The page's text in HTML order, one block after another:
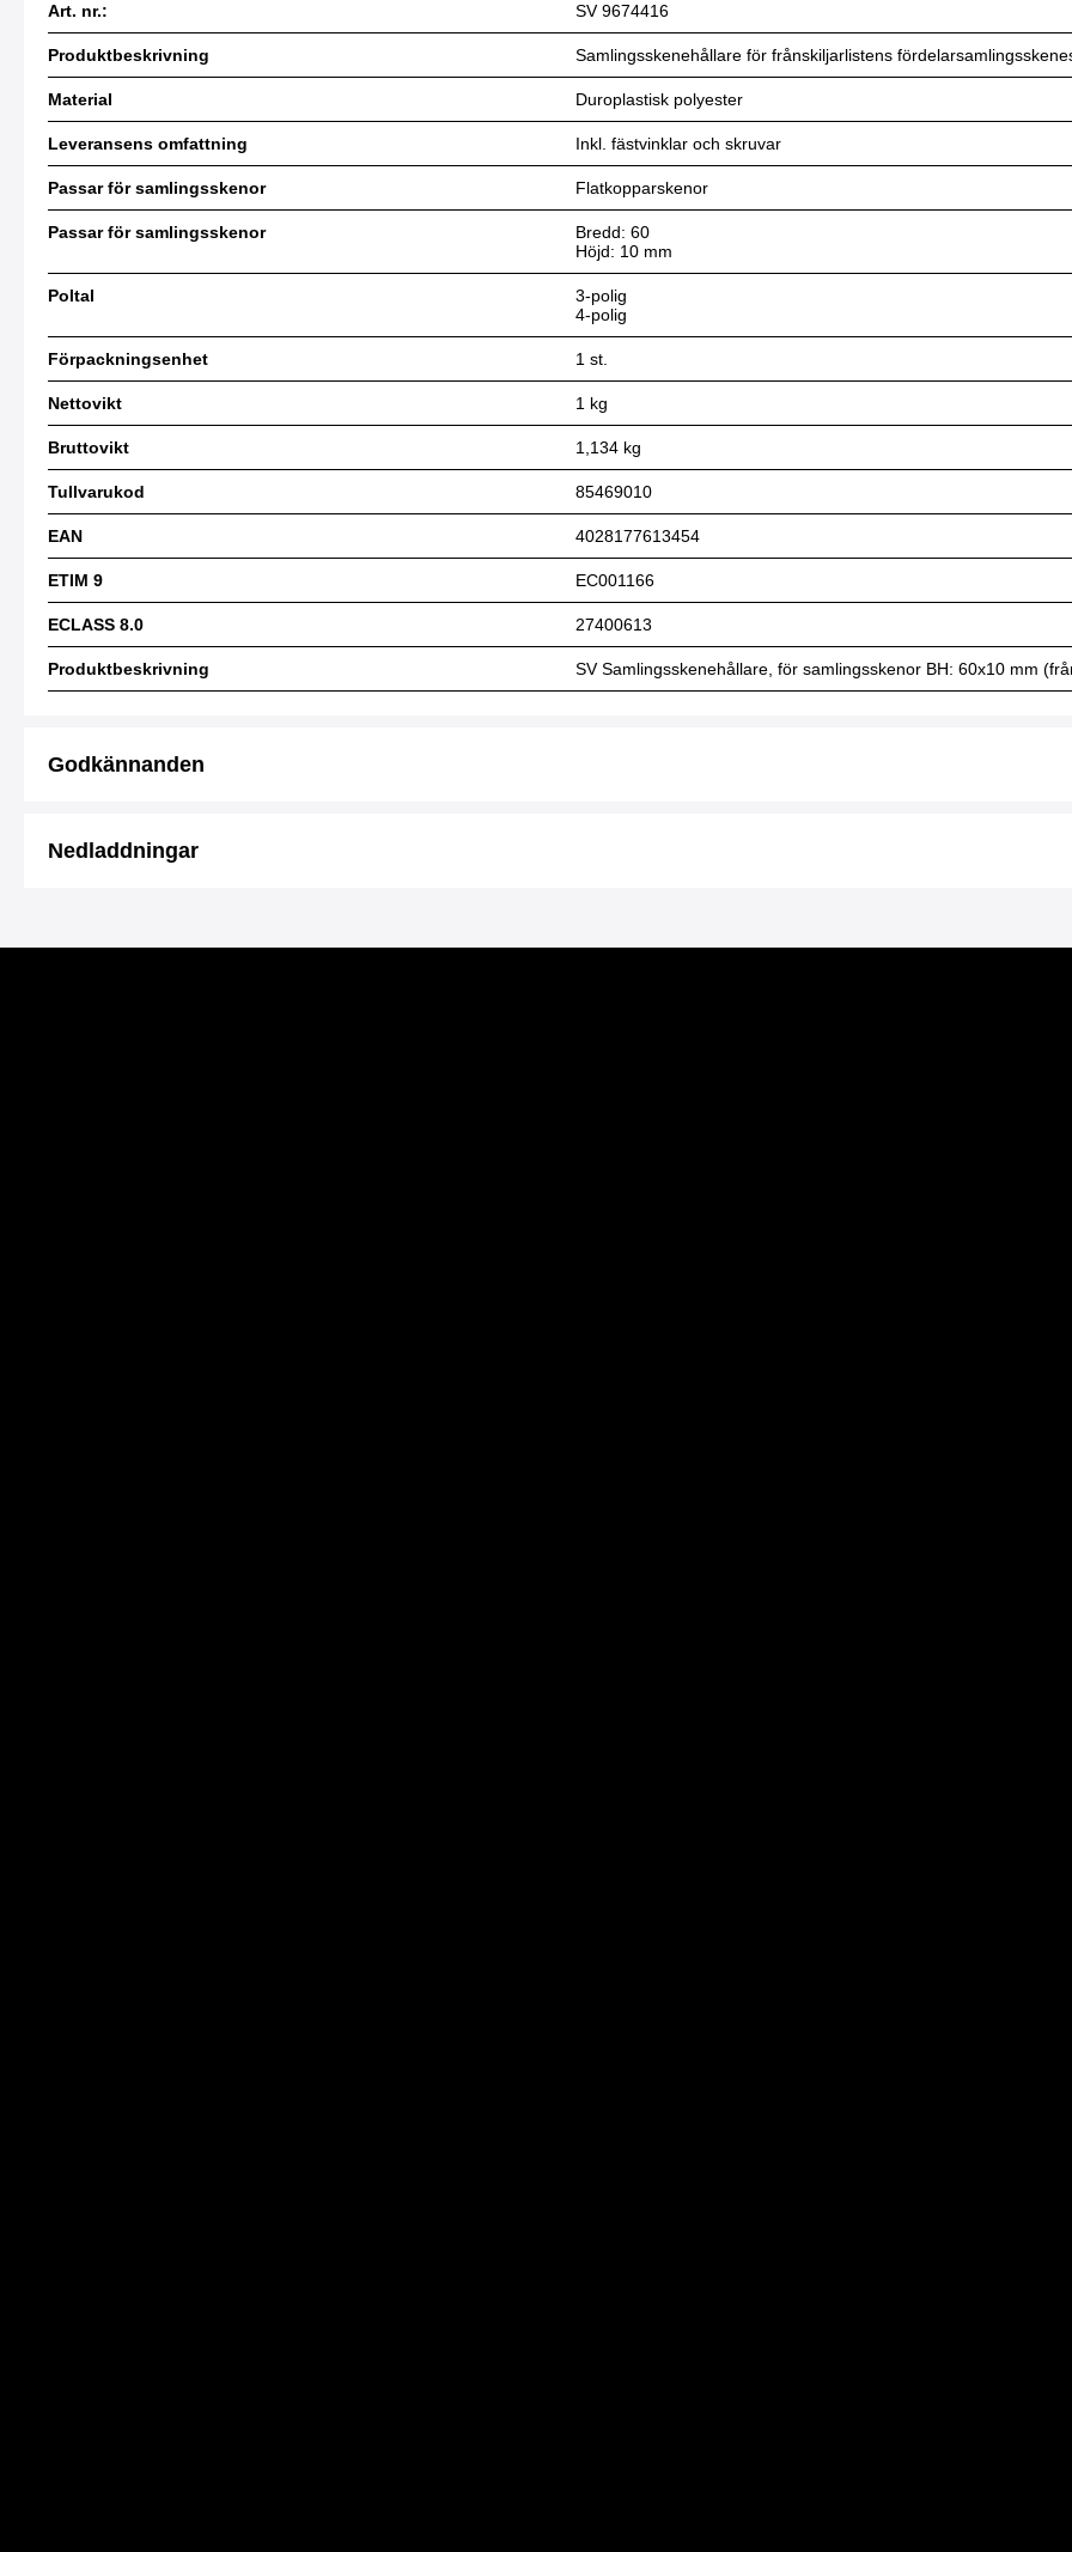
Art. nr.: SV 9674416
Produktbeskrivning Samlingsskenehållare för frånskiljarlistens
Material Duroplastisk polyester
Leveransens omfattning Inkl. fästvinklar och skruvar
Passar för samlingsskenor Flatkopparskenor
Passar för samlingsskenor
Bredd: 60
Höjd: 10 mm
Poltal
3-polig
4-polig
Förpackningsenhet 1 st.
Nettovikt 1 kg
Bruttovikt 1,134 kg
Tullvarukod 85469010
EAN 4028177613454
ETIM 9 EC001166
ECLASS 8.0 27400613
Produktbeskrivning SV Samlingsskenehållare, för samlingsskenor BH: 60x10 mm
Godkännanden
Nedladdningar